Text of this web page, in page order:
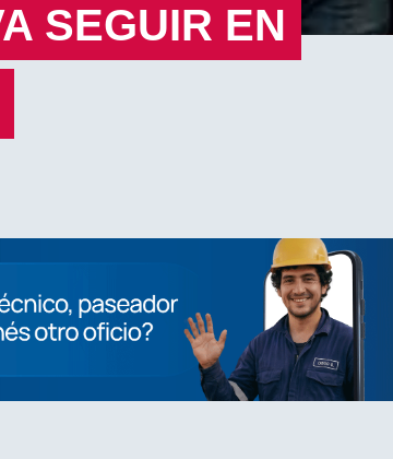
SEGUIR EN